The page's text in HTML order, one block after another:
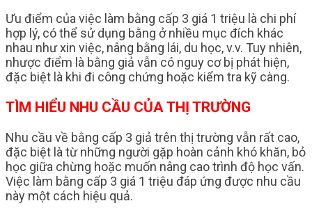
Ưu điểm của việc làm bằng cấp 3 giá 1 triệu là chi phí
hợp lý, có thể sử dụng bằng ở nhiều mục đích khác
nhau như xin việc, nâng bằng lái, du học, v.v. Tuy nhiên,
nhược điểm là bằng giả vẫn có nguy cơ bị phát hiện,
đặc biệt là khi đi công chứng hoặc kiểm tra kỹ càng.
TÌM HIỂU NHU CẦU CỦA THỊ TRƯỜNG
Nhu cầu về bằng cấp 3 giả trên thị trường vẫn rất cao,
đặc biệt là từ những người gặp hoàn cảnh khó khăn, bỏ
học giữa chừng hoặc muốn nâng cao trình độ học vấn.
Việc làm bằng cấp 3 giá 1 triệu đáp ứng được nhu cầu
này một cách hiệu quả.